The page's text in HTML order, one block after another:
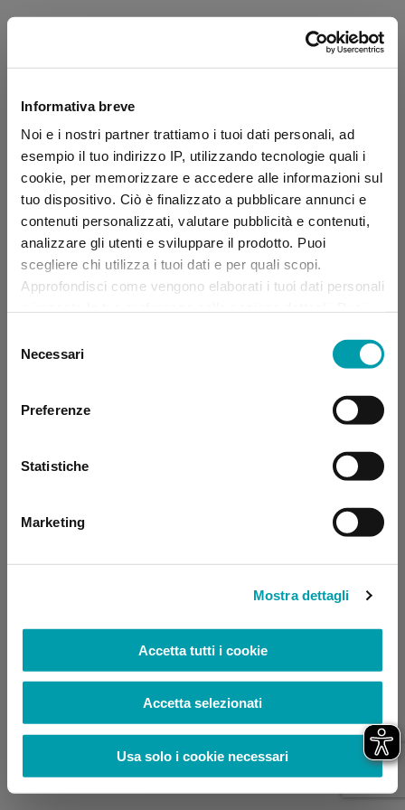
Informativa breve
Noi e i nostri partner trattiamo i tuoi dati personali, ad
esempio il tuo indirizzo IP, utilizzando tecnologie quali i
cookie, per memorizzare e accedere alle informazioni sul
tuo dispositivo. Ciò è finalizzato a pubblicare annunci e
contenuti personalizzati, valutare pubblicità e contenuti,
analizzare gli utenti e sviluppare il prodotto. Puoi
scegliere chi utilizza i tuoi dati e per quali scopi.
Approfondisci come vengono elaborati i tuoi dati personali
momento dalla Dichiarazione sui “
delNecessari
Preferenze
Statistiche
Marketing
Mostra dettagli
Accetta tutti i cookie
Accetta selezionati
Usa solo i cookie necessari
Application error: a client-side exception has occurred (see the
browser console for more information)